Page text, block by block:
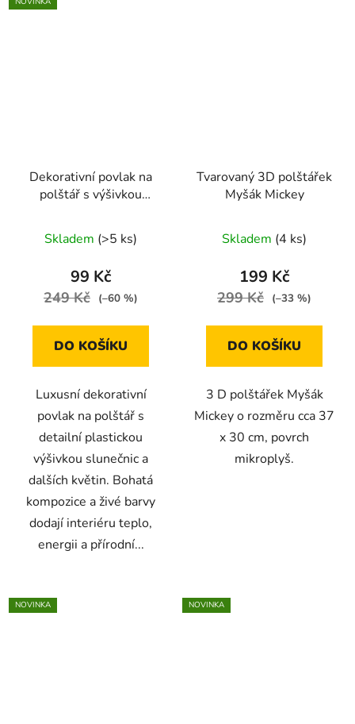
Dekorativní povlak na
polštář s výšivkou
květinový motiv 45 ×
45 cm
Skladem (>5 ks)
99 Kč
249 Kč (–60 %)
DO KOŠÍKU
Luxusní dekorativní
povlak na polštář s
detailní plastickou
výšivkou slunečnic a
dalších květin. Bohatá
kompozice a živé barvy
dodají interiéru teplo,
energii a přírodní...
Tvarovaný 3D polštářek
Myšák Mickey
Skladem (4 ks)
199 Kč
299 Kč (–33 %)
DO KOŠÍKU
3 D polštářek Myšák
Mickey o rozměru cca 37
x 30 cm, povrch
mikroplyš.
NOVINKA NOVINKA